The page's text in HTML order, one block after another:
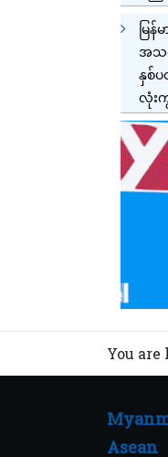
မြန်
အသ
နှစ်
လုံး
You are
Asean